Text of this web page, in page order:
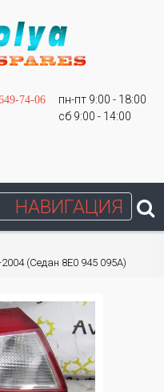
74-06
пн-пт 9:00 - 18:00
сб 9:00 - 14:00
НАВИГАЦИЯ
(Седан 8E0 945 095A)